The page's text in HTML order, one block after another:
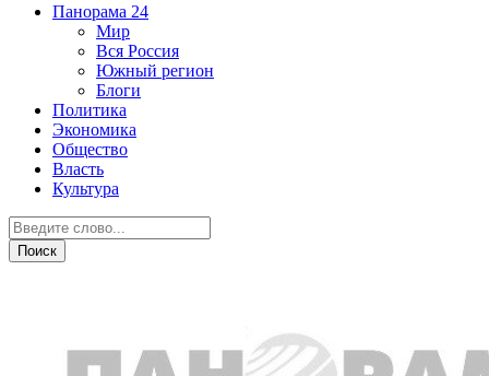
Панорама 24
Мир
Вся Россия
Южный регион
Блоги
Политика
Экономика
Общество
Власть
Культура